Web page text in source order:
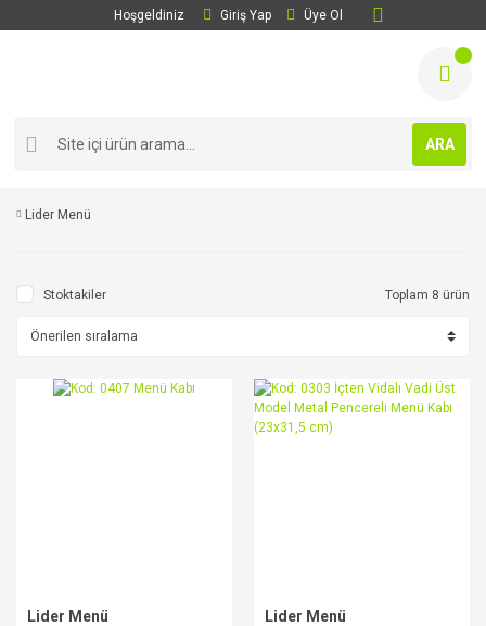
Hoşgeldiniz Giriş Yap Üye Ol
ARA
Lider Menü
Stoktakiler Toplam 8 ürün
Lider Menü Lider Menü